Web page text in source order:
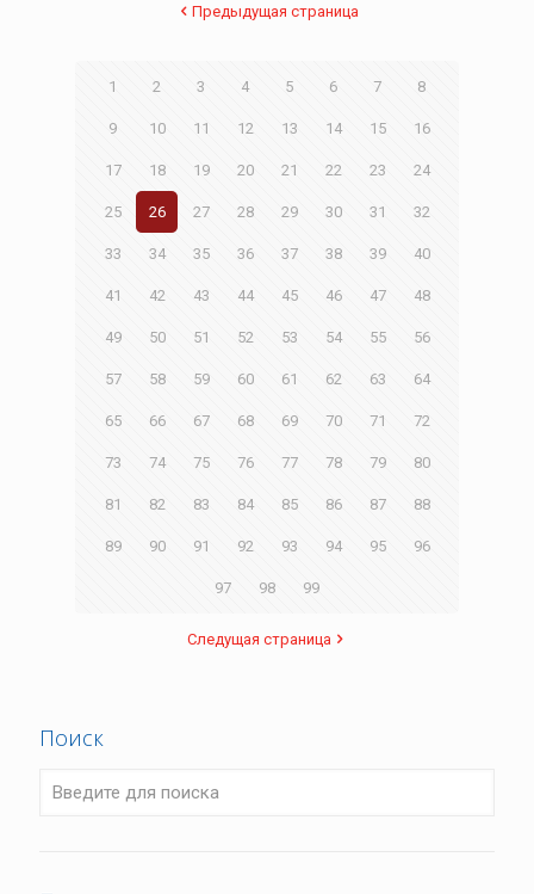
Предыдущая страница
1 2 3 4 5 6 7 8
9 10 11 12 13 14 15 16
17 18 19 20 21 22 23 24
25 26 27 28 29 30 31 32
33 34 35 36 37 38 39 40
41 42 43 44 45 46 47 48
49 50 51 52 53 54 55 56
57 58 59 60 61 62 63 64
65 66 67 68 69 70 71 72
73 74 75 76 77 78 79 80
81 82 83 84 85 86 87 88
89 90 91 92 93 94 95 96
97 98 99
Следущая страница
Поиск